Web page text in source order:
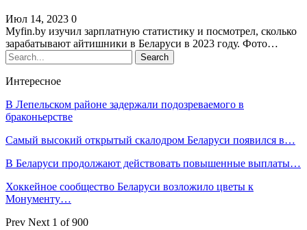
Июл 14, 2023 0
Myfin.by изучил зарплатную статистику и посмотрел, сколько
зарабатывают айтишники в Беларуси в 2023 году. Фото…
Интересное
В Лепельском районе задержали подозреваемого в
браконьерстве
Самый высокий открытый скалодром Беларуси появился в…
В Беларуси продолжают действовать повышенные выплаты…
Хоккейное сообщество Беларуси возложило цветы к
Монументу…
Prev Next 1 of 900